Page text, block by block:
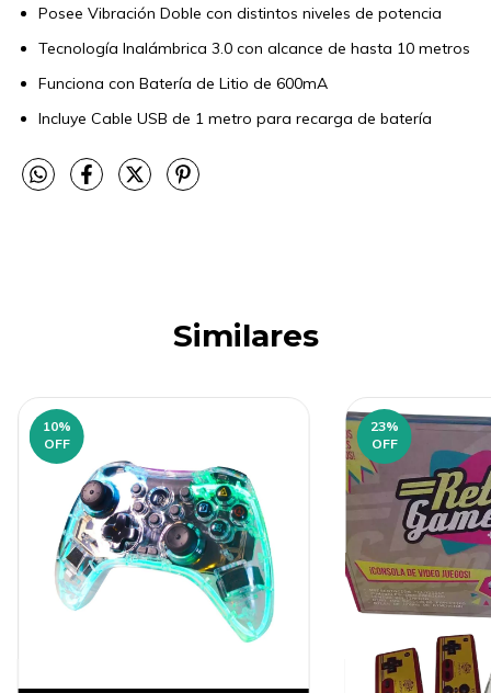
Posee Vibración Doble con distintos niveles de potencia
Tecnología Inalámbrica 3.0 con alcance de hasta 10 metros
Funciona con Batería de Litio de 600mA
Incluye Cable USB de 1 metro para recarga de batería
Similares
10%
OFF
23%
OFF